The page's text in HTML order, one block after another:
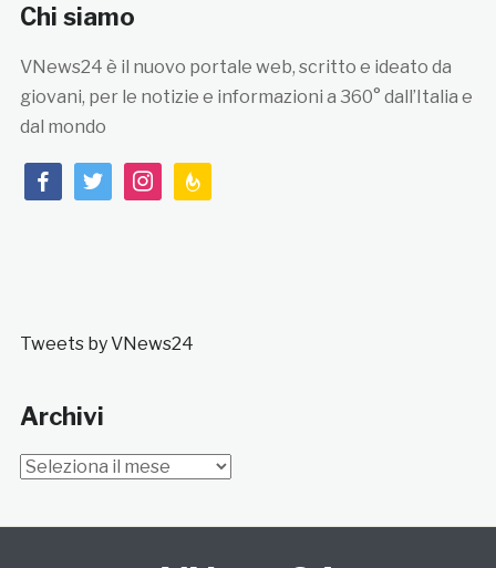
Chi siamo
VNews24 è il nuovo portale web, scritto e ideato da
giovani, per le notizie e informazioni a 360° dall’Italia e
dal mondo
facebooktwitterinstagramfeedburner
Tweets by VNews24
Archivi
Archivi